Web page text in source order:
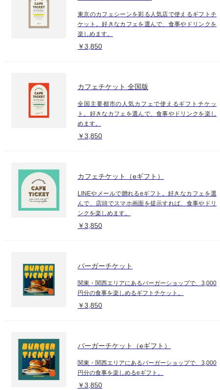
東京のカフェシーンを彩る人気店で使えるギフトチ
ケット。好きなカフェを選んで、食事やドリンクを
楽しめます。
￥3,850
カフェチケット 全国版
全国主要都市の人気カフェで使えるギフトチケッ
ト。好きなカフェを選んで、食事やドリンクを楽し
めます。
￥3,850
カフェチケット（eギフト）
LINEやメールで贈れるeギフト。好きなカフェを選
んで、店頭でスマホ画面を提示すれば、食事やドリ
ンクを楽しめます。
￥3,850
バーガーチケット
関東・関西エリアにあるバーガーショップで、3,000
円分の食事を楽しめるギフトチケット。
￥3,850
バーガーチケット（eギフト）
関東・関西エリアにあるバーガーショップで、3,000
円分の食事を楽しめるeギフト。
￥3,850